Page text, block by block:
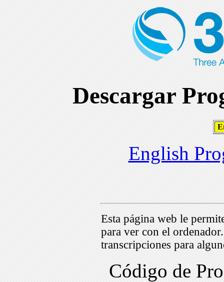
Descargar
English
Esta página web le
para ver con el
transcripciones para
Código de